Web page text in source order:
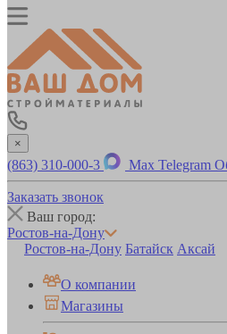
×
(863) 310-000-3 Max Telegram
Заказать звонок
Ваш город:
Ростов-на-Дону
Ростов-на-Дону Батайск Аксай
О компании
Магазины